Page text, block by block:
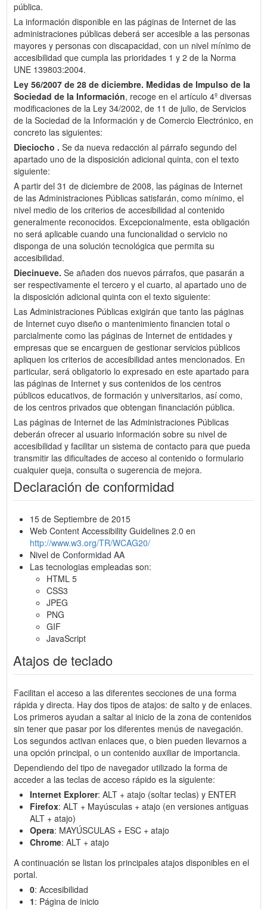
pública.
La información disponible en las páginas de Internet de las
administraciones públicas deberá ser accesible a las personas
mayores y personas con discapacidad, con un nivel mínimo de
accesibilidad que cumpla las prioridades 1 y 2 de la Norma
UNE 139803:2004.
Ley 56/2007 de 28 de diciembre. Medidas de Impulso de la
Sociedad de la Información, recoge en el artículo 4º diversas
modificaciones de la Ley 34/2002, de 11 de julio, de Servicios
de la Sociedad de la Información y de Comercio Electrónico, en
concreto las siguientes:
Dieciocho . Se da nueva redacción al párrafo segundo del
apartado uno de la disposición adicional quinta, con el texto
siguiente:
A partir del 31 de diciembre de 2008, las páginas de Internet
de las Administraciones Públicas satisfarán, como mínimo, el
nivel medio de los criterios de accesibilidad al contenido
generalmente reconocidos. Excepcionalmente, esta obligación
no será aplicable cuando una funcionalidad o servicio no
disponga de una solución tecnológica que permita su
accesibilidad.
Diecinueve. Se añaden dos nuevos párrafos, que pasarán a
ser respectivamente el tercero y el cuarto, al apartado uno de
la disposición adicional quinta con el texto siguiente:
Las Administraciones Públicas exigirán que tanto las páginas
de Internet cuyo diseño o mantenimiento financien total o
parcialmente como las páginas de Internet de entidades y
empresas que se encarguen de gestionar servicios públicos
apliquen los criterios de accesibilidad antes mencionados. En
particular, será obligatorio lo expresado en este apartado para
las páginas de Internet y sus contenidos de los centros
públicos educativos, de formación y universitarios, así como,
de los centros privados que obtengan financiación pública.
Las páginas de Internet de las Administraciones Públicas
deberán ofrecer al usuario información sobre su nivel de
accesibilidad y facilitar un sistema de contacto para que pueda
transmitir las dificultades de acceso al contenido o formulario
cualquier queja, consulta o sugerencia de mejora.
Declaración de conformidad
15 de Septiembre de 2015
Web Content Accessibility Guidelines 2.0 en
http://www.w3.org/TR/WCAG20/
Nivel de Conformidad AA
Las tecnologias empleadas son:
HTML 5
CSS3
JPEG
PNG
GIF
JavaScript
Atajos de teclado
Facilitan el acceso a las diferentes secciones de una forma
rápida y directa. Hay dos tipos de atajos: de salto y de enlaces.
Los primeros ayudan a saltar al inicio de la zona de contenidos
sin tener que pasar por los diferentes menús de navegación.
Los segundos activan enlaces que, o bien pueden llevarnos a
una opción principal, o un contenido auxiliar de importancia.
Dependiendo del tipo de navegador utilizado la forma de
acceder a las teclas de acceso rápido es la siguiente:
Internet Explorer: ALT + atajo (soltar teclas) y ENTER
Firefox: ALT + Mayúsculas + atajo (en versiones antiguas
ALT + atajo)
Opera: MAYÚSCULAS + ESC + atajo
Chrome: ALT + atajo
A continuación se listan los principales atajos disponibles en el
portal.
0: Accesibilidad
1: Página de inicio